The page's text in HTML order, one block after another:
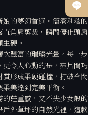
的夢幻首選。簡潔利落的
角肩剪裁，瞬間優化頭肩
硬。
次豐富的璀璨光暈，每一步
令人心動的是，亮片間巧
形成柔硬碰撞，打破全閃
美達到完美平衡。
莊重感，又不失少女般的
外草坪的自然光裡，這款